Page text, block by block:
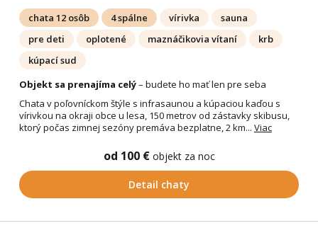
chata 12 osôb 4 spálne vírivka
sauna
pre deti
oplotené maznáčikovia vítaní
krb
kúpací sud
Objekt sa prenajíma celý– budete ho mať len pre seba
Chata v poľovníckom štýle s infrasaunou a kúpaciou kaďou s
vírivkou na okraji obce u lesa, 150 metrov od zástavky skibusu,
ktorý počas zimnej sezóny premáva bezplatne, 2 km... Viac
od 100 € objekt za noc
Detail chaty